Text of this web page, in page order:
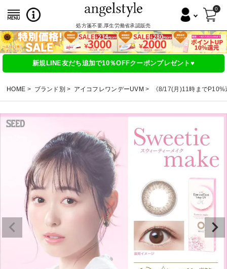
処方箋不要,厚生労働省承認販売
0
新規LINE友だち追加で10％OFFクーポンプレゼント♥
HOME ブランド別 アイコフレワンデーUVM 《8/17(月)11時まで